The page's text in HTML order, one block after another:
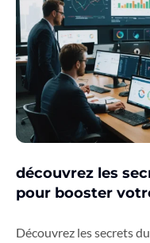
découvrez les
pour booster
Découvrez les secrets